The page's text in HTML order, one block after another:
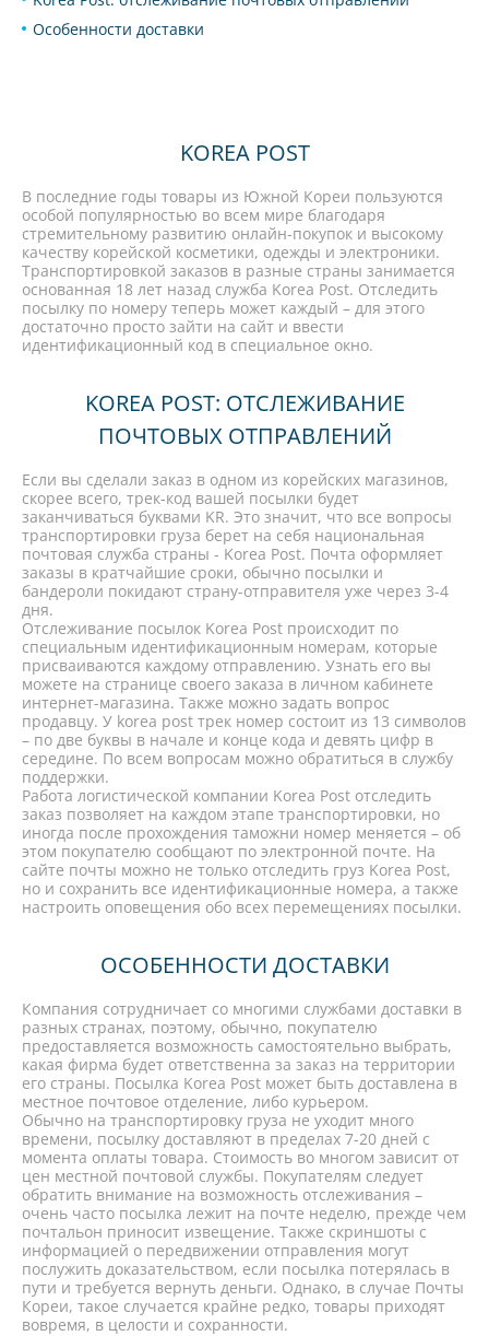
Особенности доставки
KOREA POST
В последние годы товары из Южной Кореи пользуются
особой популярностью во всем мире благодаря
стремительному развитию онлайн-покупок и высокому
качеству корейской косметики, одежды и электроники.
Транспортировкой заказов в разные страны занимается
основанная 18 лет назад служба Korea Post. Отследить
посылку по номеру теперь может каждый – для этого
достаточно просто зайти на сайт и ввести
идентификационный код в специальное окно.
KOREA POST: ОТСЛЕЖИВАНИЕ
ПОЧТОВЫХ ОТПРАВЛЕНИЙ
Если вы сделали заказ в одном из корейских магазинов,
скорее всего, трек-код вашей посылки будет
заканчиваться буквами KR. Это значит, что все вопросы
транспортировки груза берет на себя национальная
почтовая служба страны - Korea Post. Почта оформляет
заказы в кратчайшие сроки, обычно посылки и
бандероли покидают страну-отправителя уже через 3-4
дня.
Отслеживание посылок Korea Post происходит по
специальным идентификационным номерам, которые
присваиваются каждому отправлению. Узнать его вы
можете на странице своего заказа в личном кабинете
интернет-магазина. Также можно задать вопрос
продавцу. У korea post трек номер состоит из 13 символов
– по две буквы в начале и конце кода и девять цифр в
середине. По всем вопросам можно обратиться в службу
поддержки.
Работа логистической компании Korea Post отследить
заказ позволяет на каждом этапе транспортировки, но
иногда после прохождения таможни номер меняется – об
этом покупателю сообщают по электронной почте. На
сайте почты можно не только отследить груз Korea Post,
но и сохранить все идентификационные номера, а также
настроить оповещения обо всех перемещениях посылки.
ОСОБЕННОСТИ ДОСТАВКИ
Компания сотрудничает со многими службами доставки в
разных странах, поэтому, обычно, покупателю
предоставляется возможность самостоятельно выбрать,
какая фирма будет ответственна за заказ на территории
его страны. Посылка Korea Post может быть доставлена в
местное почтовое отделение, либо курьером.
Обычно на транспортировку груза не уходит много
времени, посылку доставляют в пределах 7-20 дней с
момента оплаты товара. Стоимость во многом зависит от
цен местной почтовой службы. Покупателям следует
обратить внимание на возможность отслеживания –
очень часто посылка лежит на почте неделю, прежде чем
почтальон приносит извещение. Также скриншоты с
информацией о передвижении отправления могут
послужить доказательством, если посылка потерялась в
пути и требуется вернуть деньги. Однако, в случае Почты
Кореи, такое случается крайне редко, товары приходят
вовремя, в целости и сохранности.